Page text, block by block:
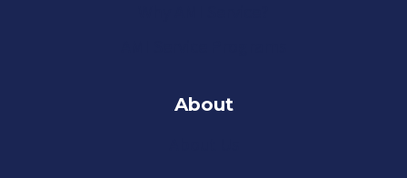
About